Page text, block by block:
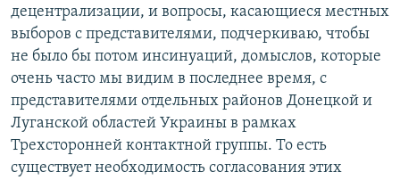
децентрализации, и вопросы, касающиеся местных
выборов с представителями, подчеркиваю, чтобы
не было бы потом инсинуаций, домыслов, которые
очень часто мы видим в последнее время, с
представителями отдельных районов Донецкой и
Луганской областей Украины в рамках
Трехсторонней контактной группы. То есть
существует необходимость согласования этих